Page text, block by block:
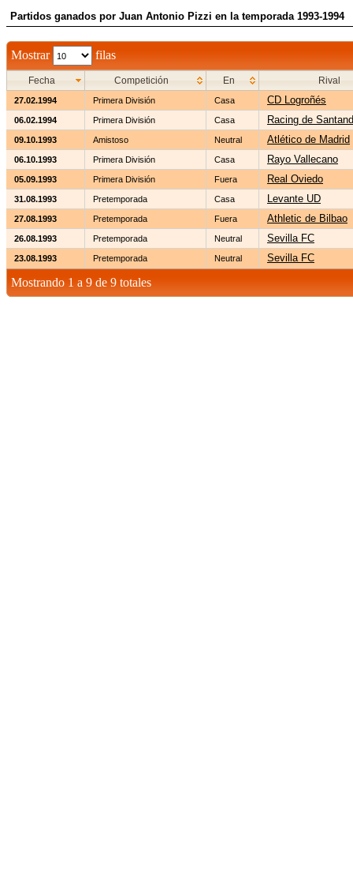
Partidos ganados por Juan Antonio Pizzi en la temporada 1993-1994
Mostrar filas
Fecha Competición En Rival
27.02.1994 Primera División Casa CD Logroñés
06.02.1994 Primera División Casa Racing de
09.10.1993 Amistoso Neutral Atlético de Madrid
06.10.1993 Primera División Casa Rayo Vallecano
05.09.1993 Primera División Fuera Real Oviedo
31.08.1993 Pretemporada Casa Levante UD
27.08.1993 Pretemporada Fuera Athletic de Bilbao
26.08.1993 Pretemporada Neutral Sevilla FC
23.08.1993 Pretemporada Neutral Sevilla FC
Mostrando 1 a 9 de 9 totales